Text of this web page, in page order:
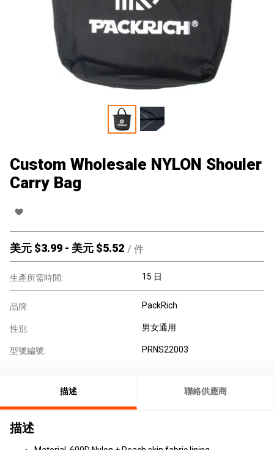
Custom Wholesale NYLON Shouler
Carry Bag
美元 $3.99 - 美元 $5.52 / 件
生產所需時間: 15 日
品牌: PackRich
性别: 男女通用
型號編號: PRNS22003
描述 聯絡供應商
描述